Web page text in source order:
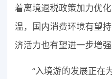
着离境退税政策加力优
温，国内消费环境有望
济活力也有望进一步增强
“入境游的发展正在